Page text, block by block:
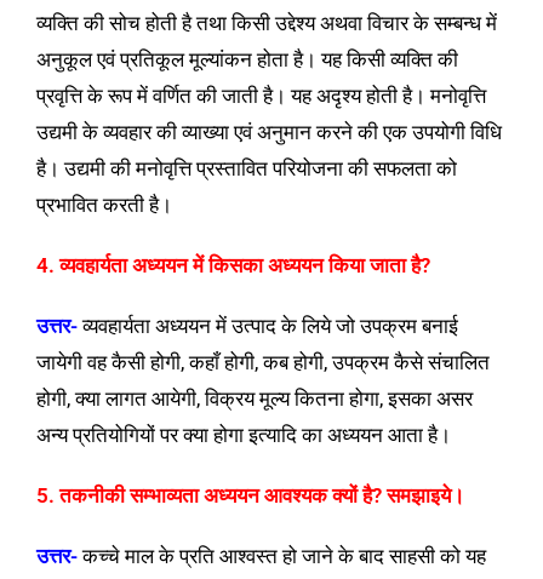
व्यक्ति की सोच होती है तथा किसी उद्देश्य अथवा विचार के सम्बन्ध में
अनुकूल एवं प्रतिकूल मूल्यांकन होता है। यह किसी व्यक्ति की
प्रवृत्ति के रूप में वर्णित की जाती है। यह अदृश्य होती है। मनोवृत्ति
उद्यमी के व्यवहार की व्याख्या एवं अनुमान करने की एक उपयोगी विधि
है। उद्यमी की मनोवृत्ति प्रस्तावित परियोजना की सफलता को
प्रभावित करती है।
4. व्यवहार्यता अध्ययन में किसका अध्ययन किया जाता है?
उत्तर-व्यवहार्यता अध्ययन में उत्पाद के लिये जो उपक्रम बनाई
जायेगी वह कैसी होगी, कहाँ होगी, कब होगी, उपक्रम कैसे संचालित
होगी, क्या लागत आयेगी, विक्रय मूल्य कितना होगा, इसका असर
अन्य प्रतियोगियों पर क्या होगा इत्यादि का अध्ययन आता है।
5. तकनीकी सम्भाव्यता अध्ययन आवश्यक क्यों है? समझाइये।
उत्तर-कच्चे माल के प्रति आश्वस्त हो जाने के बाद साहसी को यह